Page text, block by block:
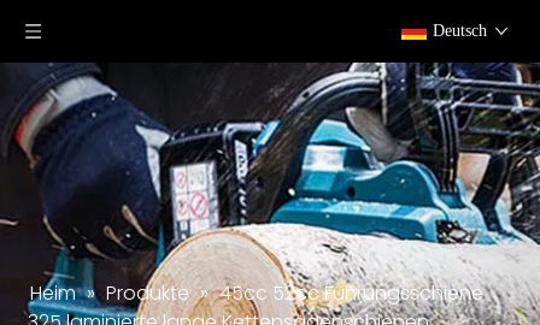
Deutsch
Heim » Produkte » 45cc 52cc Führungsschiene